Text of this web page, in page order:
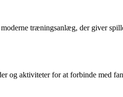
træningsanlæg, der giver
og aktiviteter for at forbinde med